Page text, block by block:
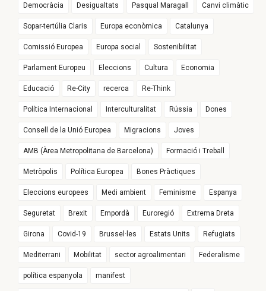
Democràcia Desigualtats Pasqual Maragall Canvi climàtic
Sopar-tertúlia Claris Europa econòmica Catalunya
Comissió Europea Europa social Sostenibilitat
Parlament Europeu Eleccions Cultura Economia
Educació Re-City recerca Re-Think
Política Internacional Interculturalitat Rússia Dones
Consell de la Unió Europea Migracions Joves
AMB (Àrea Metropolitana de Barcelona) Formació i Treball
Metròpolis Política Europea Bones Pràctiques
Eleccions europees Medi ambient Feminisme Espanya
Seguretat Brexit Empordà Euroregió Extrema Dreta
Girona Covid-19 Brussel·les Estats Units Refugiats
Mediterrani Mobilitat sector agroalimentari Federalisme
política espanyola manifest